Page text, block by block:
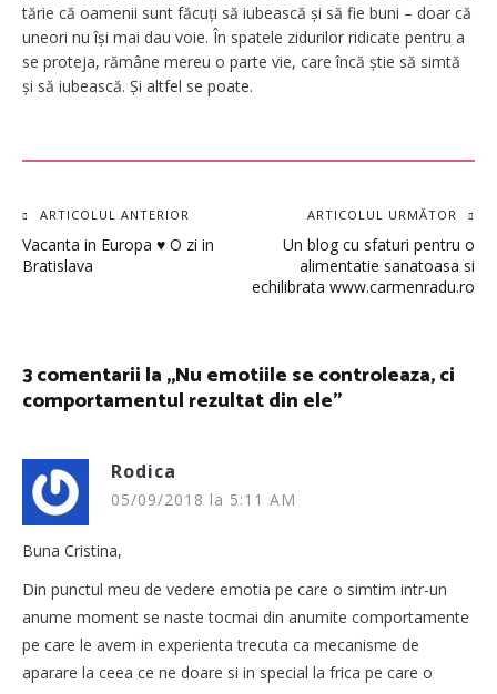
tărie că oamenii sunt făcuți să iubească și să fie buni – doar că
uneori nu își mai dau voie. În spatele zidurilor ridicate pentru a
se proteja, rămâne mereu o parte vie, care încă știe să simtă
și să iubească. Și altfel se poate.
Navigare
în
ARTICOLUL ANTERIOR
Vacanta in Europa ♥ O zi in
Bratislava
ARTICOLUL URMĂTOR
Un blog cu sfaturi pentru o
alimentatie sanatoasa si
echilibrata www.carmenradu.ro
3 comentarii la „Nu emotiile se controleaza, ci
comportamentul rezultat din ele”
Rodica
05/09/2018 la 5:11 AM
Buna Cristina,
Din punctul meu de vedere emotia pe care o simtim intr-un
anume moment se naste tocmai din anumite comportamente
pe care le avem in experienta trecuta ca mecanisme de
aparare la ceea ce ne doare si in special la frica pe care o